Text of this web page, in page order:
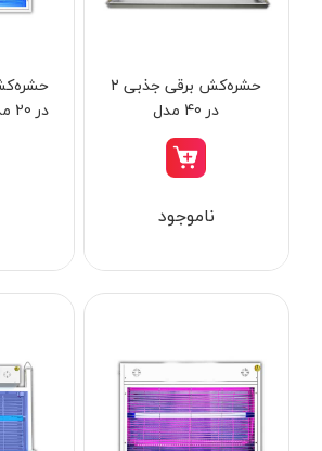
ابزار جوش و برش
ابزار اندازه گیری دقیق و لیزری
ابزار نجاری
ابزار بادی
برند ها
حشره‌کش برقی جذبی 2
در 40 مدل
FUV2X40WHS
ناموجود
در 20 مدل FUV3x20WB